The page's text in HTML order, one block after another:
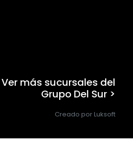
Ver más sucursales del
Grupo Del Sur >
Creado por Luksoft